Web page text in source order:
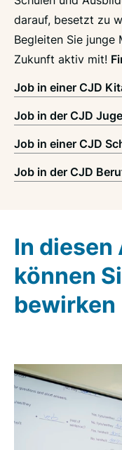
darauf, besetzt zu
Begleiten Sie junge
Zukunft aktiv mit!
Job in einer CJD
Job in der CJD
Job in einer CJD
Job in der CJD
In
können
bewirken